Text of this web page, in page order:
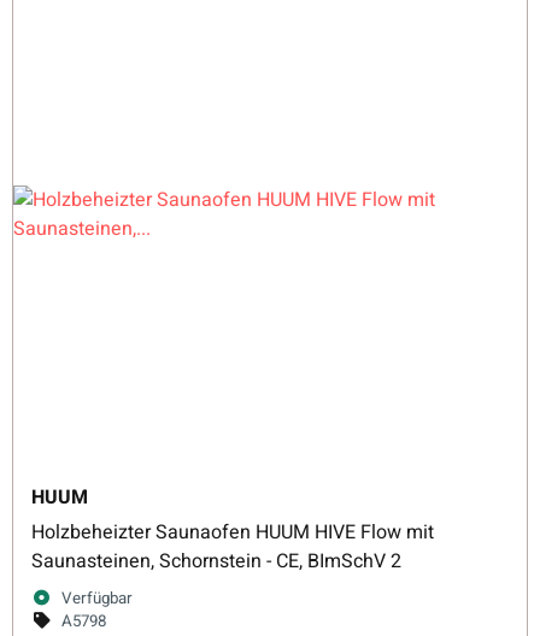
HUUM
Holzbeheizter Saunaofen HUUM HIVE Flow mit
Saunasteinen, Schornstein - CE, BImSchV 2
Verfügbar
A5798